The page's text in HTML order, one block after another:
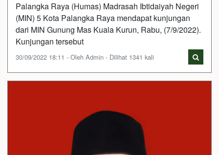
Palangka Raya (Humas) Madrasah Ibtidaiyah Negeri
(MIN) 5 Kota Palangka Raya mendapat kunjungan
dari MIN Gunung Mas Kuala Kurun, Rabu, (7/9/2022).
Kunjungan tersebut
30/09/2022 18:11 - Oleh Admin - Dilihat 1341 kali